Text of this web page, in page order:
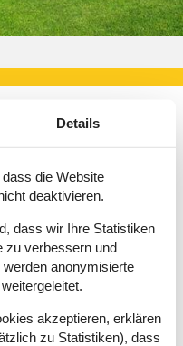
über Ihre Zeit verfügen
die Sie gerne haben
es im Urlaub in erster
in einer Landschaft,
Hügel geprägt ist.
Details
die Website
deaktivieren.
dass wir Ihre Statistiken
zu verbessern und
anonymisierte
akzeptieren, erklären
zu Statistiken), dass